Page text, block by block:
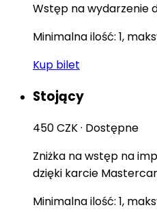
Wstęp na wydarzenie
Minimalna ilość: 1,
Kup bilet
Stojący
450 CZK· Dostępne
Zniżka na wstęp na
dzięki karcie
Minimalna ilość: 1,